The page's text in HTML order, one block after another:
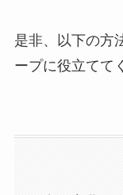
是非、以下の方
ープに役立てて